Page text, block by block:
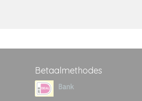
Betaalmethodes